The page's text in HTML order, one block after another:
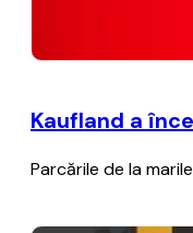
Kaufland a
Parcările de la